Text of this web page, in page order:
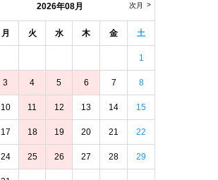
2026年08月 次月
月 火 水 木 金 土
1
3 4 5 6 7 8
10 11 12 13 14 15
17 18 19 20 21 22
24 25 26 27 28 29